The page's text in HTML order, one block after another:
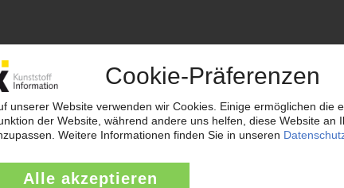
in „Nexpoint“ um
„Engineering Thermoplastic Polymers“ von
unter Nexpoint firmieren und seinen Sitz in Houston,
geht aus Dokumenten des US-Patent- und
hervor. Danach haben die
Jadeed und Plastics US den neuen Namen